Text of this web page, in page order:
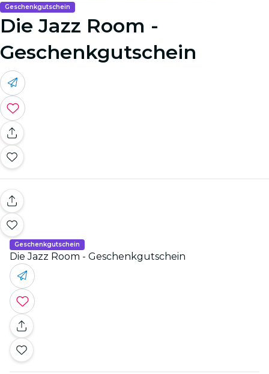
Geschenkgutschein
Die Jazz Room -
Geschenkgutschein
Geschenkgutschein
Die Jazz Room - Geschenkgutschein